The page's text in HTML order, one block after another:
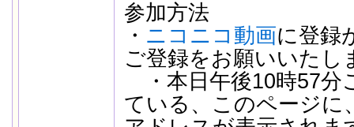
参加方法
・ ニコニコ動画に登録
ご登録をお願いいたし
・本日午後10時57分
ている、このページに